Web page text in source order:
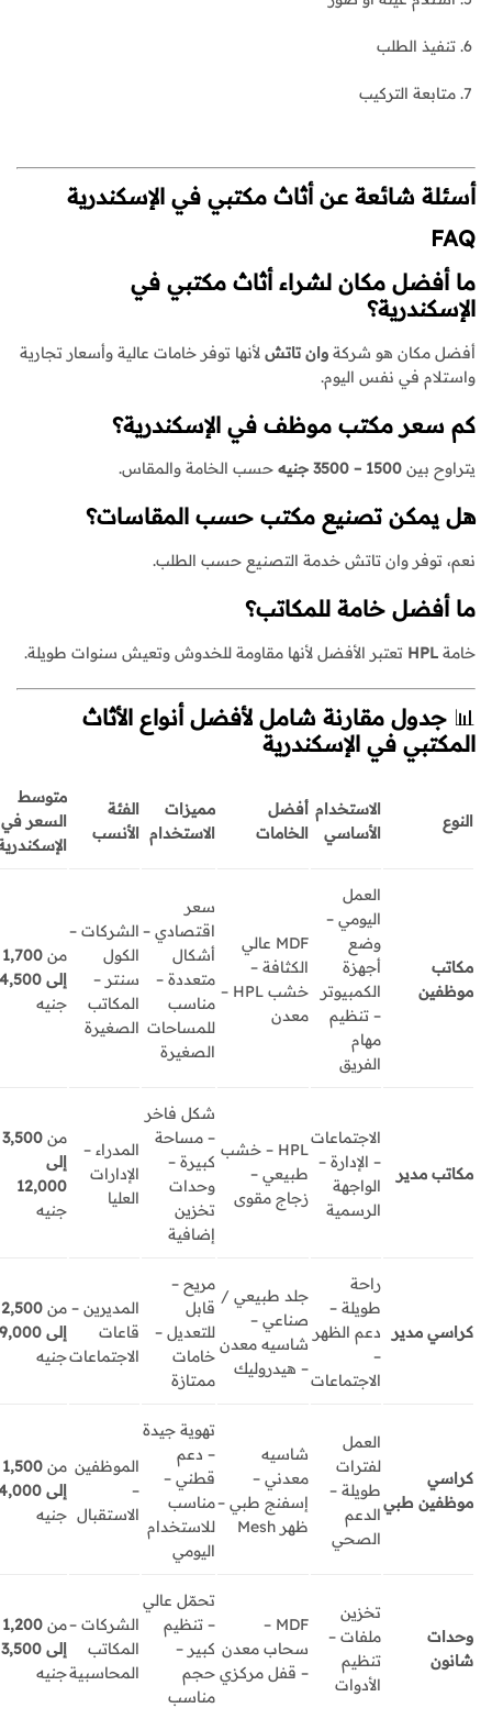
تنفيذ الطلب
متابعة التركيب
أسئلة شائعة عن أثاث مكتبي في الإسكندرية
FAQ
ما أفضل مكان لشراء أثاث مكتبي في
الإسكندرية؟
أفضل مكان هو شركةوان تاتشلأنها توفر خامات عالية وأسعار تجارية
واستلام في نفس اليوم.
كم سعر مكتب موظف في الإسكندرية؟
يتراوح بين1500 – 3500 جنيه حسب الخامة والمقاس.
هل يمكن تصنيع مكتب حسب المقاسات؟
نعم، توفر وان تاتش خدمة التصنيع حسب الطلب.
ما أفضل خامة للمكاتب؟
خامةHPLتعتبر الأفضل لأنها مقاومة للخدوش وتعيش سنوات طويلة.
📊 جدول مقارنة شامل لأفضل أنواع الأثاث
المكتبي في الإسكندرية
النوع
الاستخدام
الأساسي
أفضل
الخامات
مميزات
الاستخدام
الفئة
الأنسب
متوسط
السعر في
الإسكندرية
مكاتب
موظفين
العمل
اليومي –
وضع
أجهزة
الكمبيوتر
– تنظيم
مهام
الفريق
MDF عالي
الكثافة –
خشب HPL –
معدن
سعر
اقتصادي –
أشكال
متعددة –
مناسب
للمساحات
الصغيرة
الشركات –
الكول
سنتر –
المكاتب
الصغيرة
من1,700
إلى 4,500
جنيه
مكاتب مدير
الاجتماعات
– الإدارة –
الواجهة
الرسمية
HPL – خشب
طبيعي –
زجاج مقوى
شكل فاخر
– مساحة
كبيرة –
وحدات
تخزين
إضافية
المدراء –
الإدارات
العليا
من3,500
إلى
12,000
جنيه
كراسي مدير
راحة
طويلة –
دعم الظهر
–
الاجتماعات
جلد طبيعي /
صناعي –
شاسيه معدن
– هيدروليك
مريح –
قابل
للتعديل –
خامات
ممتازة
المديرين –
قاعات
الاجتماعات
من2,500
إلى 9,000
جنيه
كراسي
موظفين طبي
العمل
لفترات
طويلة –
الدعم
الصحي
شاسيه
معدني –
إسفنج طبي –
ظهر Mesh
تهوية جيدة
– دعم
قطني –
مناسب
للاستخدام
اليومي
الموظفين
–
الاستقبال
من1,500
إلى 4,000
جنيه
وحدات
شانون
تخزين
ملفات –
تنظيم
الأدوات
MDF –
سحاب معدن
– قفل مركزي
تحمّل عالي
– تنظيم
كبير –
حجم
مناسب
الشركات –
المكاتب
المحاسبية
من1,200
إلى 3,500
جنيه